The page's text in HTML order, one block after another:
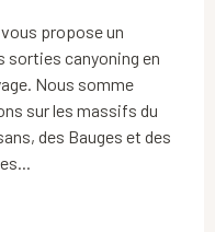
propose un
sorties canyoning en
Nous somme
sur les massifs du
des Bauges et des